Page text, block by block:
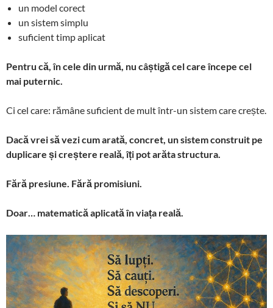
un model corect
un sistem simplu
suficient timp aplicat
Pentru că, în cele din urmă, nu câștigă cel care începe cel
mai puternic.
Ci cel care: rămâne suficient de mult într-un sistem care crește.
Dacă vrei să vezi cum arată, concret, un sistem construit pe
duplicare și creștere reală, îți pot arăta structura.
Fără presiune. Fără promisiuni.
Doar… matematică aplicată în viața reală.